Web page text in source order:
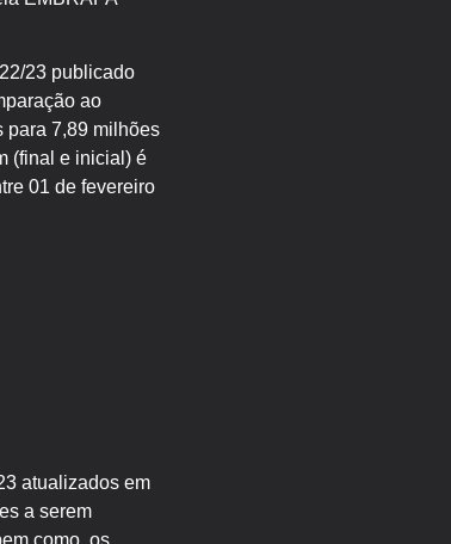
23 publicado
ao
para 7,89 milhões
(final e inicial) é
01 de fevereiro
atualizados em
a serem
como, os